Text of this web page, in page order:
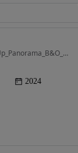
2967 cm3 • 286 KM • Lang_OśSkrętna_Masaże_Wentylacja_HeadUp_Panorama_B&O_Webasto_Dociągi_
2024